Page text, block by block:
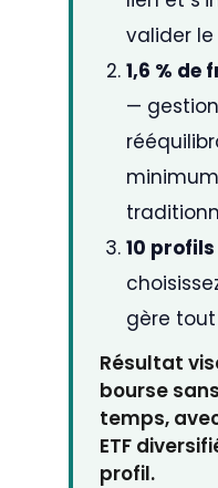
valider
1,6 %
—
10
gère
Résultat
bourse
temps,
ETF
profil.